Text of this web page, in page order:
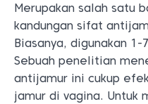
Merupakan salah satu
kandungan sifat
Biasanya, digunakan
Sebuah penelitian
antijamur ini cukup
jamur di vagina. Untuk